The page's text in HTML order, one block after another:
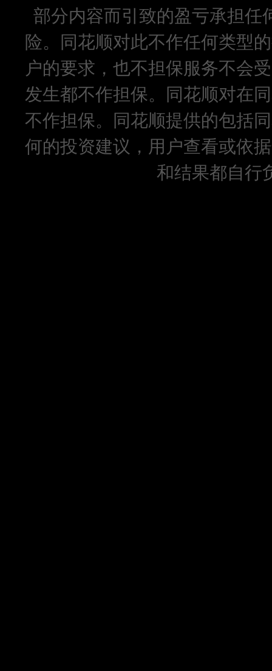
部分内容而引致的盈亏承担任
险。同花顺对此不作任何类型
户的要求，也不担保服务不会
发生都不作担保。同花顺对在
不作担保。同花顺提供的包括
何的投资建议，用户查看或依
和结果都自行